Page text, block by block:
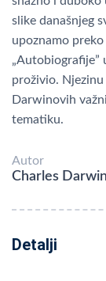
slike današnjeg
upoznamo
„Autobiografije”
proživio.
Darwinovih
tematiku.
Autor
Charles Darwin
Detalji